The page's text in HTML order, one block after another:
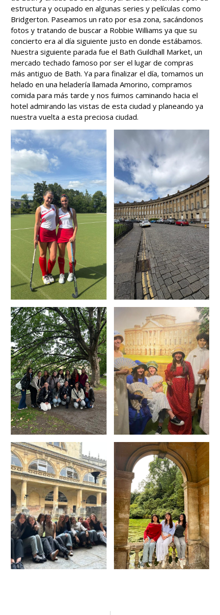
estructura y ocupado en algunas series y películas como
Bridgerton. Paseamos un rato por esa zona, sacándonos
fotos y tratando de buscar a Robbie Williams ya que su
concierto era al día siguiente justo en donde estábamos.
Nuestra siguiente parada fue el Bath Guildhall Market, un
mercado techado famoso por ser el lugar de compras
más antiguo de Bath. Ya para finalizar el día, tomamos un
helado en una heladería llamada Amorino, compramos
comida para más tarde y nos fuimos caminando hacia el
hotel admirando las vistas de esta ciudad y planeando ya
nuestra vuelta a esta preciosa ciudad.